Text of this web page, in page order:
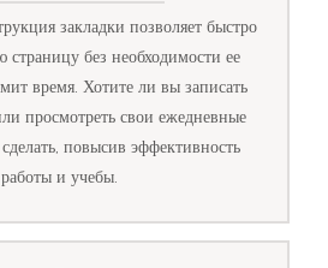
закладки позволяет быстро
без необходимости ее
время. Хотите ли вы записать
просмотреть свои ежедневные
повысив эффективность
работы и учебы.